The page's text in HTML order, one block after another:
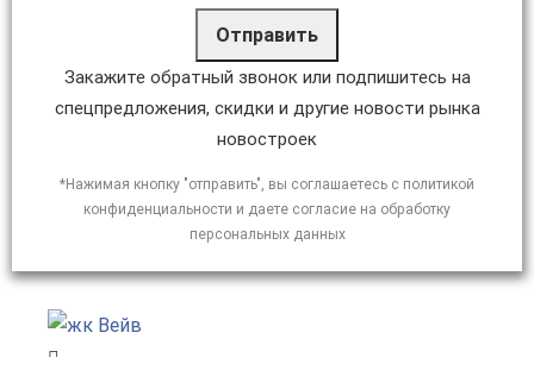
Отправить
Закажите обратный звонок или подпишитесь на
спецпредложения, скидки и другие новости рынка
новостроек
*Нажимая кнопку "отправить", вы соглашаетесь с политикой
конфиденциальности и даете согласие на обработку
персональных данных